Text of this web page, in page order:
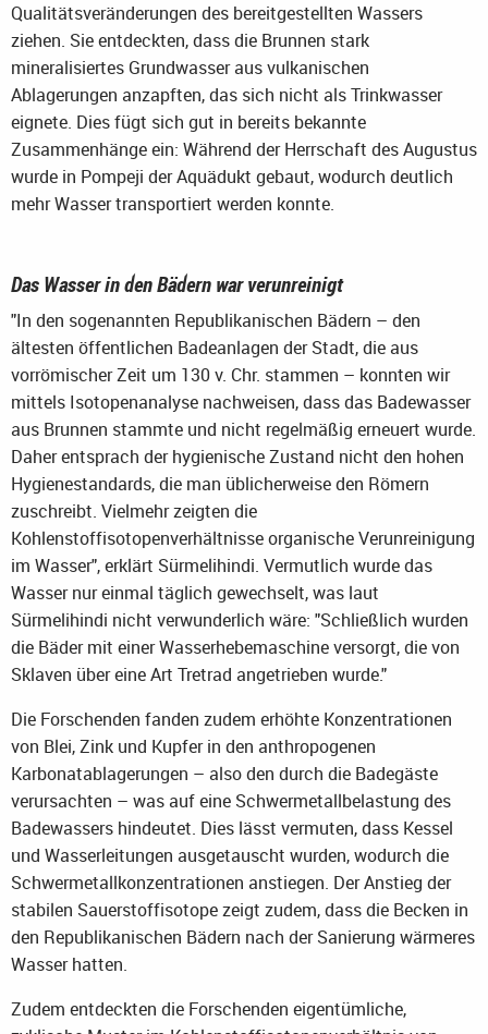
Qualitätsveränderungen des bereitgestellten Wassers
ziehen. Sie entdeckten, dass die Brunnen stark
mineralisiertes Grundwasser aus vulkanischen
Ablagerungen anzapften, das sich nicht als Trinkwasser
eignete. Dies fügt sich gut in bereits bekannte
Zusammenhänge ein: Während der Herrschaft des Augustus
wurde in Pompeji der Aquädukt gebaut, wodurch deutlich
mehr Wasser transportiert werden konnte.
Das Wasser in den Bädern war verunreinigt
"In den sogenannten Republikanischen Bädern – den
ältesten öffentlichen Badeanlagen der Stadt, die aus
vorrömischer Zeit um 130 v. Chr. stammen – konnten wir
mittels Isotopenanalyse nachweisen, dass das Badewasser
aus Brunnen stammte und nicht regelmäßig erneuert wurde.
Daher entsprach der hygienische Zustand nicht den hohen
Hygienestandards, die man üblicherweise den Römern
zuschreibt. Vielmehr zeigten die
Kohlenstoffisotopenverhältnisse organische Verunreinigung
im Wasser", erklärt Sürmelihindi. Vermutlich wurde das
Wasser nur einmal täglich gewechselt, was laut
Sürmelihindi nicht verwunderlich wäre: "Schließlich wurden
die Bäder mit einer Wasserhebemaschine versorgt, die von
Sklaven über eine Art Tretrad angetrieben wurde."
Die Forschenden fanden zudem erhöhte Konzentrationen
von Blei, Zink und Kupfer in den anthropogenen
Karbonatablagerungen – also den durch die Badegäste
verursachten – was auf eine Schwermetallbelastung des
Badewassers hindeutet. Dies lässt vermuten, dass Kessel
und Wasserleitungen ausgetauscht wurden, wodurch die
Schwermetallkonzentrationen anstiegen. Der Anstieg der
stabilen Sauerstoffisotope zeigt zudem, dass die Becken in
den Republikanischen Bädern nach der Sanierung wärmeres
Wasser hatten.
Zudem entdeckten die Forschenden eigentümliche,